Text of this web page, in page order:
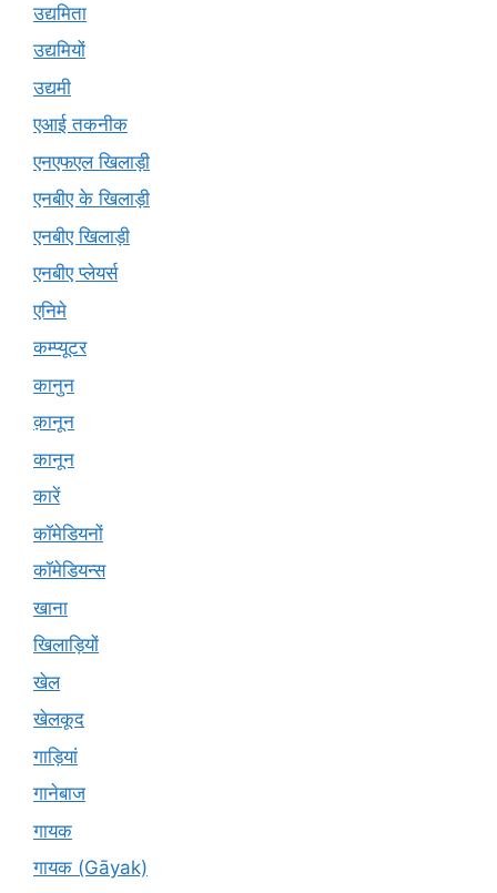
उद्यमिता
उद्यमियों
उद्यमी
एआई तकनीक
एनएफएल खिलाड़ी
एनबीए के खिलाड़ी
एनबीए खिलाड़ी
एनबीए प्लेयर्स
एनिमे
कम्प्यूटर
कानुन
क़ानून
कानून
कारें
कॉमेडियनों
कॉमेडियन्स
खाना
खिलाड़ियों
खेल
खेलकूद
गाड़ियां
गानेबाज
गायक
गायक (Gāyak)